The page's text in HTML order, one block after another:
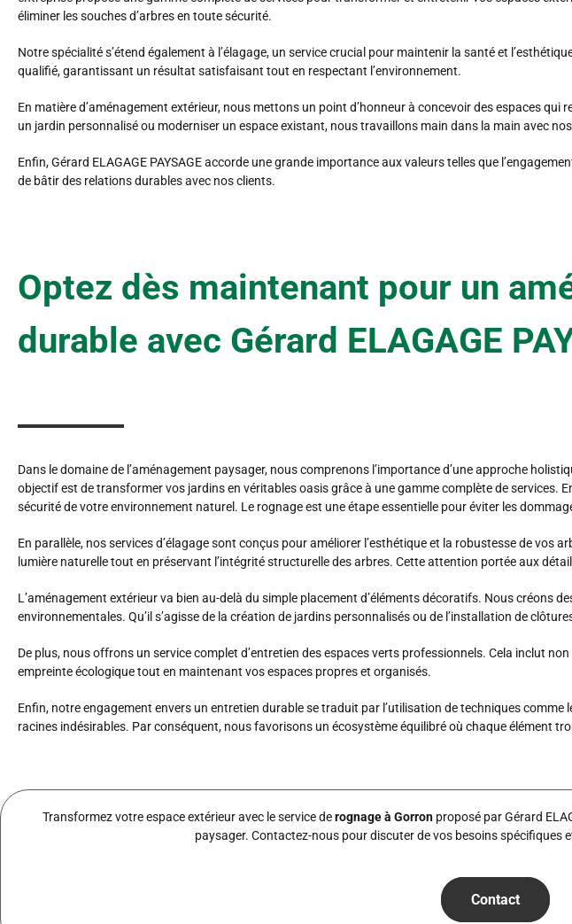
éliminer les souches d’arbres en toute sécurité.
Notre spécialité s’étend également à l’élagage, un service crucial pour maintenir la santé et
qualifié, garantissant un résultat satisfaisant tout en respectant l’environnement.
En matière d’aménagement extérieur, nous mettons un point d’honneur à concevoir des espaces
un jardin personnalisé ou moderniser un espace existant, nous travaillons main dans la main avec
Enfin, Gérard ELAGAGE PAYSAGE accorde une grande importance aux valeurs telles que
de bâtir des relations durables avec nos clients.
Optez dès maintenant pour un
durable avec Gérard ELAGAGE
Dans le domaine de l’aménagement paysager, nous comprenons l’importance d’une approche
objectif est de transformer vos jardins en véritables oasis grâce à une gamme complète de
sécurité de votre environnement naturel. Le rognage est une étape essentielle pour éviter les
En parallèle, nos services d’élagage sont conçus pour améliorer l’esthétique et la robustesse de vos
lumière naturelle tout en préservant l’intégrité structurelle des arbres. Cette attention portée aux
L’aménagement extérieur va bien au-delà du simple placement d’éléments décoratifs. Nous
environnementales. Qu’il s’agisse de la création de jardins personnalisés ou de l’installation de
De plus, nous offrons un service complet d’entretien des espaces verts professionnels. Cela inclut
empreinte écologique tout en maintenant vos espaces propres et organisés.
Enfin, notre engagement envers un entretien durable se traduit par l’utilisation de techniques
racines indésirables. Par conséquent, nous favorisons un écosystème équilibré où chaque élément
Transformez votre espace extérieur avec le service derognage à Gorronproposé par Gérard
paysager. Contactez-nous pour discuter de vos besoins
Contact